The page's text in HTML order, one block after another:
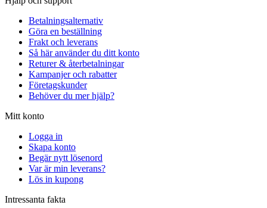
Betalningsalternativ
Göra en beställning
Frakt och leverans
Så här använder du ditt konto
Returer & återbetalningar
Kampanjer och rabatter
Företagskunder
Behöver du mer hjälp?
Mitt konto
Logga in
Skapa konto
Begär nytt lösenord
Var är min leverans?
Lös in kupong
Intressanta fakta